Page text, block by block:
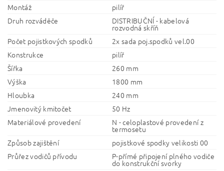
Montáž
pilíř
Druh rozváděče
DISTRIBUČNÍ - kabelová
rozvodná skříň
Počet pojistkových spodků
2x sada poj.spodků vel.00
Konstrukce
pilíř
Šířka
260 mm
Výška
1800 mm
Hloubka
240 mm
Jmenovitý kmitočet
50 Hz
Materiálové provedení
N - celoplastové provedení z
termosetu
Způsob zajištění
pojistkové spodky velikosti 00
Průřez vodičů přívodu
P-přímé připojení plného vodiče
do konstrukční svorky